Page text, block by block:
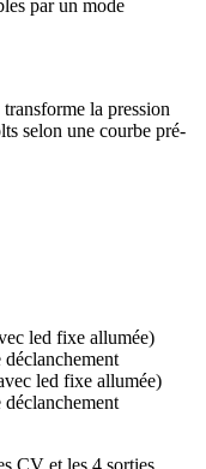
par un mode
la pression
selon une courbe pré-
led fixe allumée)
led fixe allumée)
CV et les 4 sorties